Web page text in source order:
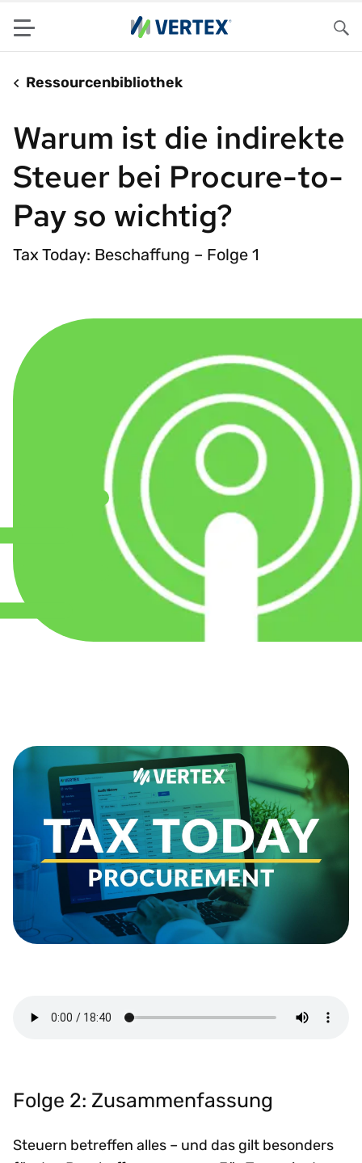
Menu
Ressourcenbibliothek
Warum ist die indirekte
Steuer bei Procure-to-
Pay so wichtig?
Tax Today: Beschaffung – Folge 1
Folge 2: Zusammenfassung
Steuern betreffen alles – und das gilt besonders